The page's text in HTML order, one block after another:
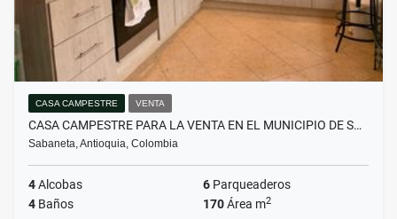
CASA CAMPESTRE VENTA
CASA CAMPESTRE PARA LA VENTA EN EL MUNICIPIO DE S…
Sabaneta, Antioquia, Colombia
4Alcobas 6 Parqueaderos
4 Baños 170Área m2